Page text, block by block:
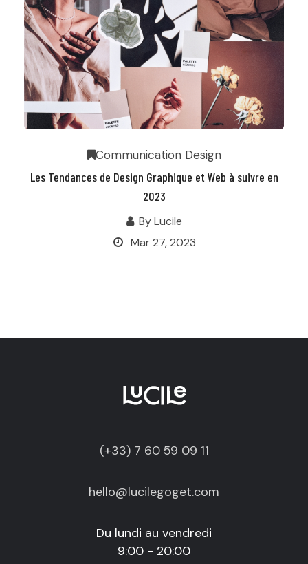
Communication Design
Les Tendances de Design Graphique et Web à suivre en
2023
ByLucile
Mar 27, 2023
(+33) 7 60 59 09 11
hello@lucilegoget.com
Du lundi au vendredi
9:00 - 20:00